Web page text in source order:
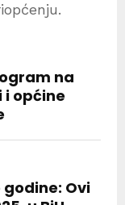
na
općine
Ovi